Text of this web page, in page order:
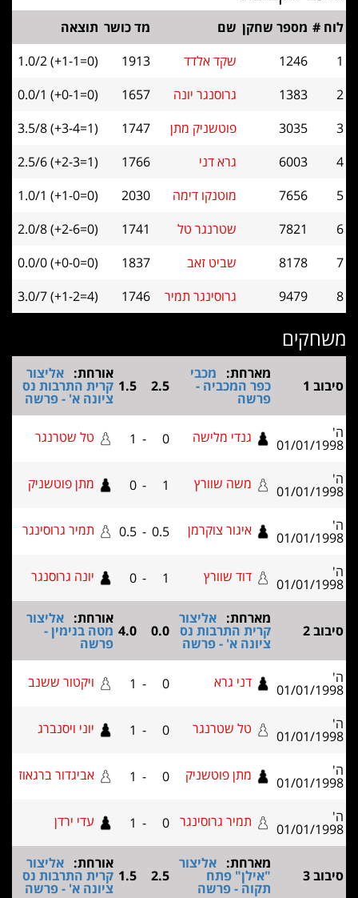
מספר שחקן שם
תוצאה
1246
שקד אלדד 1913
1.0/2 (+1-1=0)
1383
גרוסנגר יונה 1657
0.0/1 (+0-1=0)
3035
פוטשניק מתן 1747
3.5/8 (+3-4=1)
6003
גרא דני
2.5/6 (+2-3=1)
7656
מוטנקו דימה 2030
1.0/1 (+1-0=0)
7821
שטרנגר טל 1741
2.0/8 (+2-6=0)
8178
שביט זאב 1837
0.0/0 (+0-0=0)
9479
גרוסינגר תמיר 1746
3.0/7 (+1-2=4)
מארחת:מכבי
כפר המכביה - 2.5
1.5
אליצור
קרית התרבות נס
ציונה א' - פרשה
01/ גנדי מלישה 0
- טל שטרנגר
01/ משה שוורץ 1
- מתן פוטשניק
01/ איגור צוקרמן 0.5
-
0.5 תמיר גרוסינגר
01/ דוד שוורץ 1 יונה גרוסנגר
מארחת:אליצור
קרית התרבות נס
ציונה א' - פרשה
0.0
4.0
אליצור
מטה בנימין -
01/ דני גרא 0 ויקטור ששנב
01/ טל שטרנגר 0
- יוני ויסנברג
01/ מתן פוטשניק 0
- אביגדור ברגאוז
01/ תמיר גרוסינגר 0
-
1 עדי ירדן
מארחת:אליצור
"אילן" פתח
תקוה - פרשה
2.5
1.5
אליצור
קרית התרבות נס
ציונה א' - פרשה